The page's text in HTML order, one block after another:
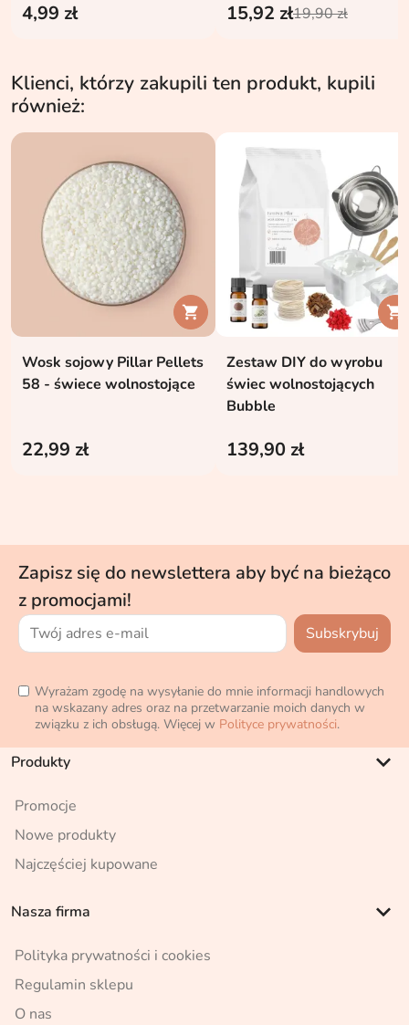
base: Vanilla, White Musk
4,99 zł
base: bursztyn
15,92 zł19,90 zł
Klienci, którzy zakupili ten produkt, kupili
również:

Wosk sojowy Pillar Pellets
58 - świece wolnostojące
22,99 zł

Zestaw DIY do wyrobu
świec wolnostojących
Bubble
139,90 zł
Zapisz się do newslettera aby być na bieżąco
z promocjami!
Wyrażam zgodę na wysyłanie do mnie informacji handlowych
na wskazany adres oraz na przetwarzanie moich danych w
związku z ich obsługą. Więcej w Polityce prywatności.
Produkty keyboard_arrow_down
Promocje
Nowe produkty
Najczęściej kupowane
Nasza firma keyboard_arrow_down
Polityka prywatności i cookies
Regulamin sklepu
O nas